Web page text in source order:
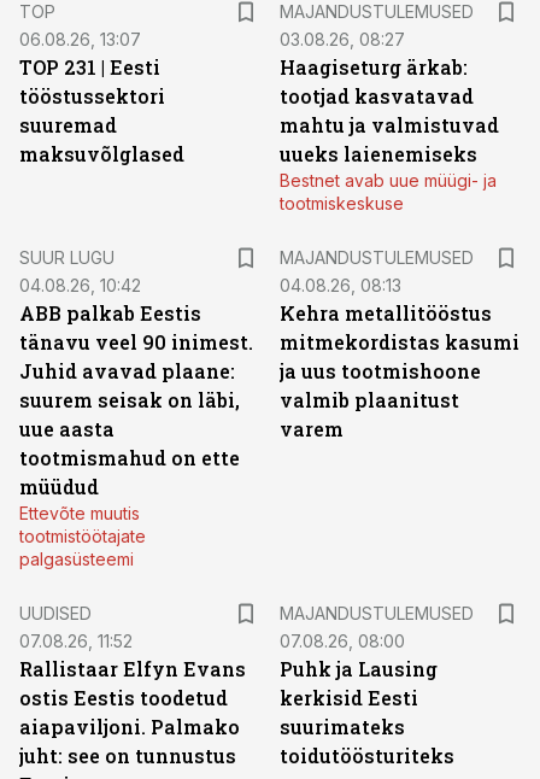
TOP
06.08.26, 13:07
TOP 231 | Eesti
tööstussektori
suuremad
maksuvõlglased
MAJANDUSTULEMUSED
03.08.26, 08:27
Haagiseturg ärkab:
tootjad kasvatavad
mahtu ja valmistuvad
uueks laienemiseks
Bestnet avab uue müügi- ja
tootmiskeskuse
SUUR LUGU
04.08.26, 10:42
ABB palkab Eestis
tänavu veel 90 inimest.
Juhid avavad plaane:
suurem seisak on läbi,
uue aasta
tootmismahud on ette
müüdud
Ettevõte muutis
tootmistöötajate
palgasüsteemi
MAJANDUSTULEMUSED
04.08.26, 08:13
Kehra metallitööstus
mitmekordistas kasumi
ja uus tootmishoone
valmib plaanitust
varem
UUDISED
07.08.26, 11:52
Rallistaar Elfyn Evans
ostis Eestis toodetud
aiapaviljoni. Palmako
juht: see on tunnustus
MAJANDUSTULEMUSED
07.08.26, 08:00
Puhk ja Lausing
kerkisid Eesti
suurimateks
toidutöösturiteks